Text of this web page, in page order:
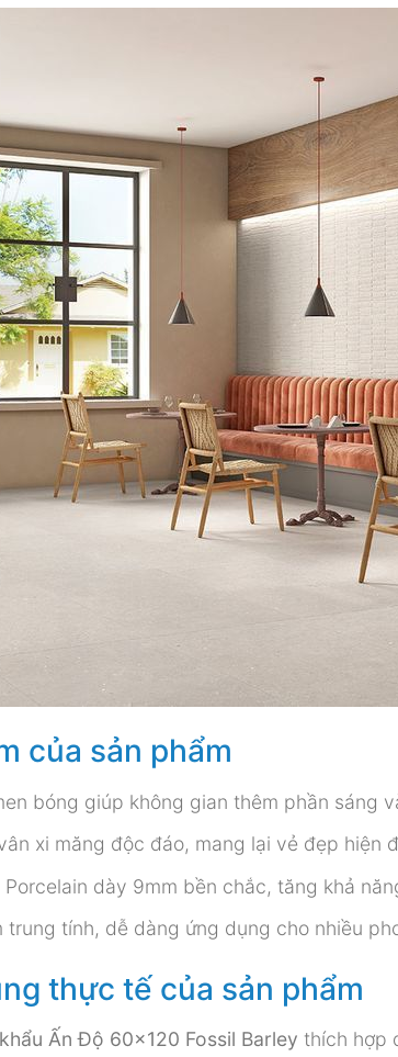
của sản phẩm
bóng giúp không gian thêm phần sáng
xi măng độc đáo, mang lại vẻ đẹp hiện
Porcelain dày 9mm bền chắc, tăng khả
trung tính, dễ dàng ứng dụng cho nhiều
thực tế của sản phẩm
Ấn Độ 60×120 Fossil Barley thích hợp